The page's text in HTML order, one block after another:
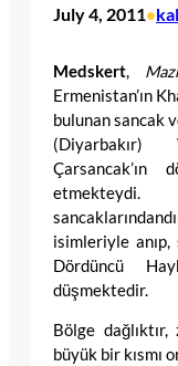
July 4, 2011•
Medskert,
Ermenistan’ın
bulunan sancak
(Diyarbakır)
etmekteydi.
isimleriyle
Dördüncü
düşmektedir.
Bölge
büyük bir kısmı